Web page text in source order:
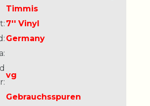
Timmis
7'' Vinyl
Germany
vg
Gebrauchsspuren